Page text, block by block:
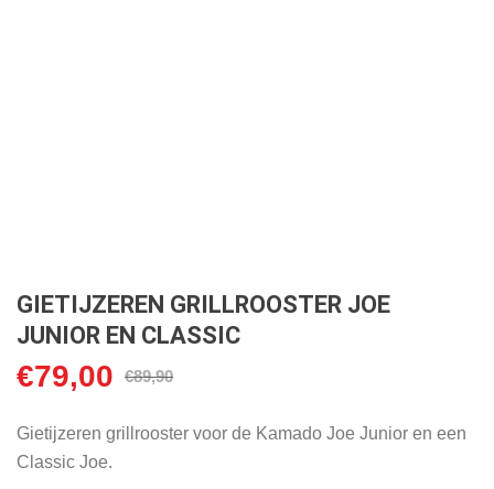
GIETIJZEREN GRILLROOSTER JOE
JUNIOR EN CLASSIC
€89,90
Oorspronkelijke
was:
€89,90.
€79,00 Huidige
is:
Gietijzeren grillrooster voor de Kamado Joe Junior en een
Classic Joe.